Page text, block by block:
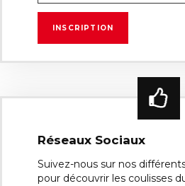
Réseaux Sociaux
Suivez-nous sur nos
pour découvrir les coulisses